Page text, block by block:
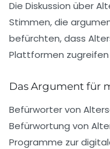
Die Diskussion über
Stimmen, die
befürchten, dass
Plattformen
Das Argument für
Befürworter von
Befürwortung von
Programme zur